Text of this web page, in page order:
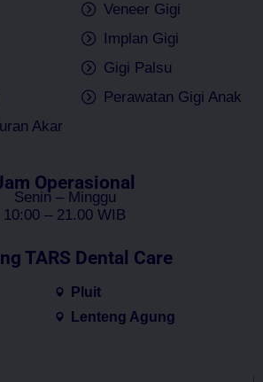
Akar
Veneer Gigi
Implan Gigi
Gigi Palsu
Perawatan Gigi Anak
Operasional
Senin – Minggu
10:00 – 21.00 WIB
TARS Dental Care
Pluit
Lenteng Agung